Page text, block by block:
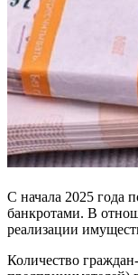
С начала 2025 года
банкротами. В
реализации
Количество